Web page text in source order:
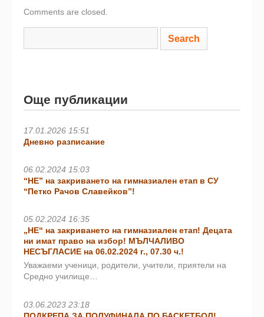
Comments are closed.
Още публикации
17.01.2026 15:51
Дневно разписание
06.02.2024 15:03
“НЕ” на закриването на гимназиален етап в СУ
“Петко Рачов Славейков”!
05.02.2024 16:35
„НЕ“ на закриването на гимназиален етап! Децата
ни имат право на избор! МЪЛЧАЛИВО
НЕСЪГЛАСИЕ на 06.02.2024 г., 07.30 ч.!
Уважаеми ученици, родители, учители, приятели на
Средно училище…
03.06.2023 23:18